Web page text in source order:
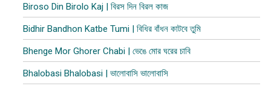
Biroso Din Birolo Kaj | বিরস দিন বিরল কাজ
Bidhir Bandhon Katbe Tumi | বিধির বাঁধন কাটবে তুমি
Bhenge Mor Ghorer Chabi | ভেঙে মোর ঘরের চাবি
Bhalobasi Bhalobasi | ভালোবাসি ভালোবাসি